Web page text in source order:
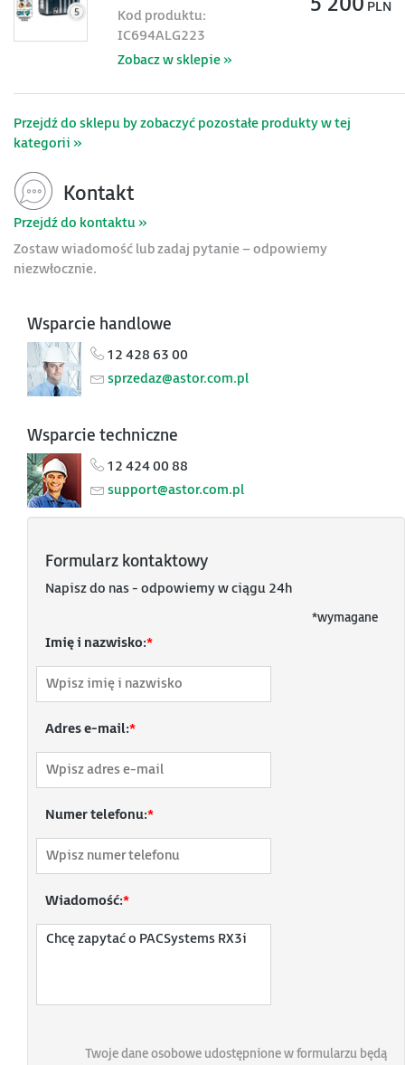
Kod produktu:
IC694ALG223
Zobacz w sklepie »
PLN
Przejdź do sklepu by zobaczyć pozostałe produkty w tej
kategorii »
Kontakt
Przejdź do kontaktu »
Zostaw wiadomość lub zadaj pytanie – odpowiemy
niezwłocznie.
Wsparcie handlowe
12 428 63 00
sprzedaz@astor.com.pl
Wsparcie techniczne
12 424 00 88
support@astor.com.pl
Formularz kontaktowy
Napisz do nas - odpowiemy w ciągu 24h
*wymagane
Imię i nazwisko:*
Adres e-mail:*
Numer telefonu:*
Wiadomość:*
Twoje dane osobowe udostępnione w formularzu będą